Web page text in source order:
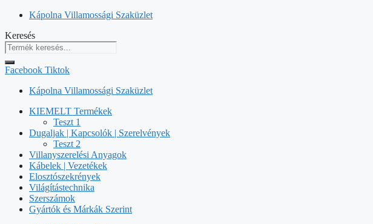
Kilépés
tartalomba
Kápolna Villamossági Szaküzlet
Keresés
Facebook Tiktok
Kápolna Villamossági Szaküzlet
KIEMELT Termékek
Teszt 1
Dugaljak | Kapcsolók | Szerelvények
Teszt 2
Villanyszerelési Anyagok
Kábelek | Vezetékek
Elosztószekrények
Világítástechnika
Szerszámok
Gyártók és Márkák Szerint